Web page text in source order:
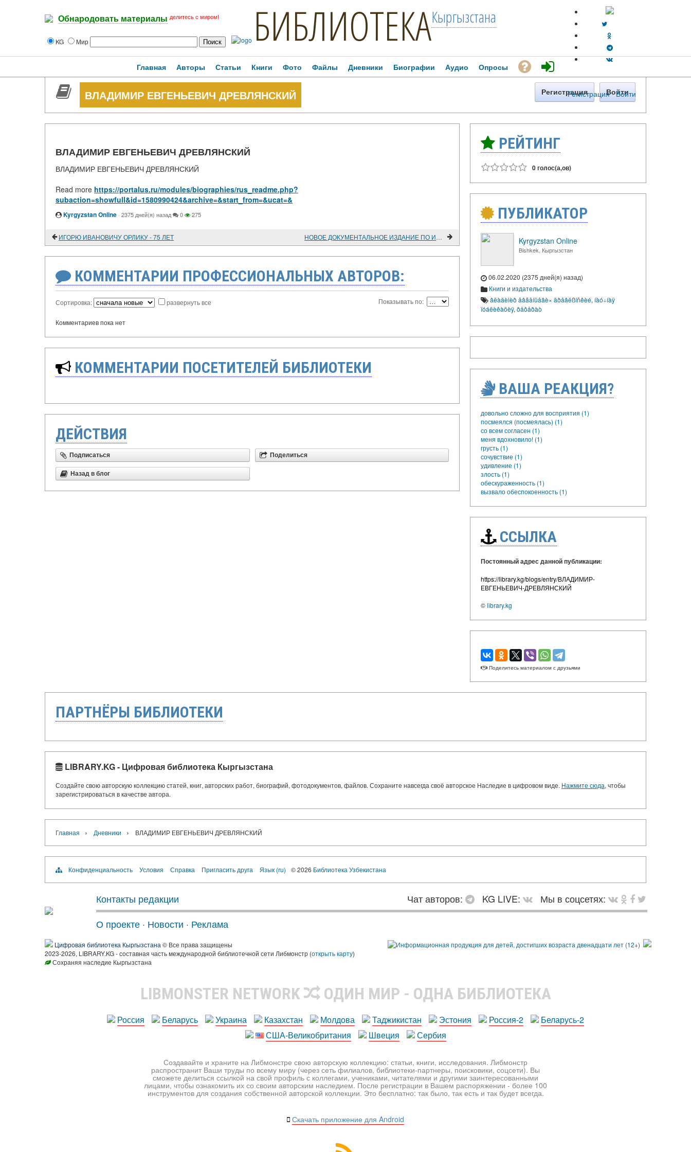
Обнародовать материалы делитесь с миром!
KG Мир БИБЛИОТЕКАКыргызстана
Регистрация · Войти
Главная Авторы Статьи Книги Фото Файлы Дневники Биографии Аудио Опросы
ВЛАДИМИР ЕВГЕНЬЕВИЧ ДРЕВЛЯНСКИЙ Регистрация Войти
ВЛАДИМИР ЕВГЕНЬЕВИЧ ДРЕВЛЯНСКИЙ
ВЛАДИМИР ЕВГЕНЬЕВИЧ ДРЕВЛЯНСКИЙ
Read more https://portalus.ru/modules/biographies/rus_readme.php?
subaction=showfull&id=1580990424&archive=&start_from=&ucat=&
Kyrgyzstan Online · 2375 дней(я) назад 0 275
ИГОРЮ ИВАНОВИЧУ ОРЛИКУ - 75 ЛЕТ НОВОЕ ДОКУМЕНТАЛЬНОЕ ИЗДАНИЕ ПО ИСТОРИИ РОССИЙСКО-АМЕРИКАНСКИХ ОТНОШЕНИЙ НАЧАЛА XX в.
КОММЕНТАРИИ ПРОФЕССИОНАЛЬНЫХ АВТОРОВ:
Сортировка: развернуть все Показывать по:
Комментариев пока нет
КОММЕНТАРИИ ПОСЕТИТЕЛЕЙ БИБЛИОТЕКИ
ДЕЙСТВИЯ
Подписаться Поделиться
Назад в блог
РЕЙТИНГ
0 голос(а,ов)
ПУБЛИКАТОР
Kyrgyzstan Online
Bishkek, Кыргызстан
06.02.2020 (2375 дней(я) назад)
Книги и издательства
âëàäèìèð åâãåíüåâè× äðåâëßíñêèé, íàó÷íàÿ
ïóáëèêàöèÿ, ðåôåðàò
ВАША РЕАКЦИЯ?
довольно сложно для восприятия (1)
посмеялся (посмеялась) (1)
со всем согласен (1)
меня вдохновило! (1)
грусть (1)
сочувствие (1)
удивление (1)
злость (1)
обескураженность (1)
вызвало обеспокоенность (1)
ССЫЛКА
Постоянный адрес данной публикации:
https://library.kg/blogs/entry/ВЛАДИМИР-
ЕВГЕНЬЕВИЧ-ДРЕВЛЯНСКИЙ
©library.kg
Поделитесь материалом с друзьями
ПАРТНЁРЫ БИБЛИОТЕКИ
LIBRARY.KG - Цифровая библиотека Кыргызстана
Создайте свою авторскую коллекцию статей, книг, авторских работ, биографий, фотодокументов, файлов. Сохраните навсегда своё авторское Наследие в цифровом виде. Нажмите сюда, чтобы
зарегистрироваться в качестве автора.
Главная › Дневники › ВЛАДИМИР ЕВГЕНЬЕВИЧ ДРЕВЛЯНСКИЙ
Конфиденциальность Условия Справка Пригласить друга Язык (ru) © 2026 Библиотека Узбекистана
Контакты редакции Чат авторов: KG LIVE:
Мы в соцсетях:
О проекте · Новости · Реклама
Цифровая библиотека Кыргызстана © Все права защищены
2023-2026, LIBRARY.KG - составная часть международной библиотечной сети Либмонстр (открыть карту)
Сохраняя наследие Кыргызстана
LIBMONSTER NETWORK ОДИН МИР - ОДНА БИБЛИОТЕКА
Россия Беларусь Украина Казахстан Молдова Таджикистан Эстония Россия-2
Беларусь-2
США-Великобритания
Швеция Сербия
Создавайте и храните на Либмонстре свою авторскую коллекцию: статьи, книги, исследования. Либмонстр
распространит Ваши труды по всему миру (через сеть филиалов, библиотеки-партнеры, поисковики, соцсети). Вы
сможете делиться ссылкой на свой профиль с коллегами, учениками, читателями и другими заинтересованными
лицами, чтобы ознакомить их со своим авторским наследием. После регистрации в Вашем распоряжении - более 100
инструментов для создания собственной авторской коллекции. Это бесплатно: так было, так есть и так будет всегда.
Скачать приложение для Android